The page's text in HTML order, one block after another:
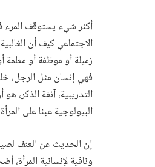
أكثر شيء يستوقف المرء
الاجتماعي كيف أن
زميلة أو موظفة أو معلمة
فهي إنسان مثل الرجل،
التدريبية، آنفة الذكر،
البيولوجية عبئا على
إن الحديث عن العنف
ونافية لإنسانية